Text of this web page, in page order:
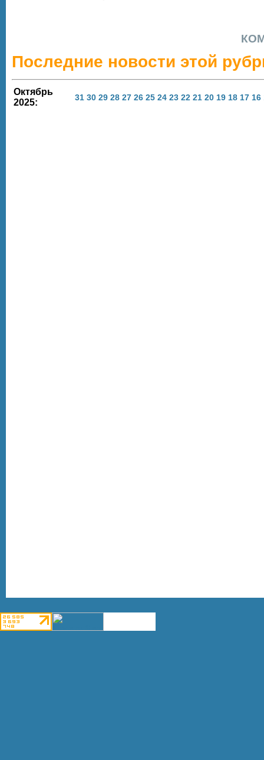
Последние новости этой
Октябрь
2025:
31 30 29 28 27 26 25 24 23 22 21 20 19 18 17 16